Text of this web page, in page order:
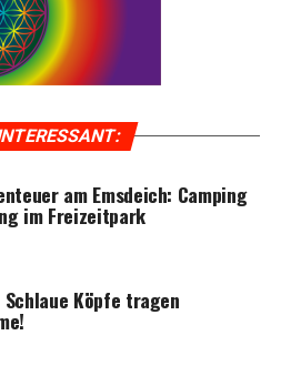
am Ems­deich: Cam­ping
im Freizeitpark
Schlaue Köp­fe tra­gen